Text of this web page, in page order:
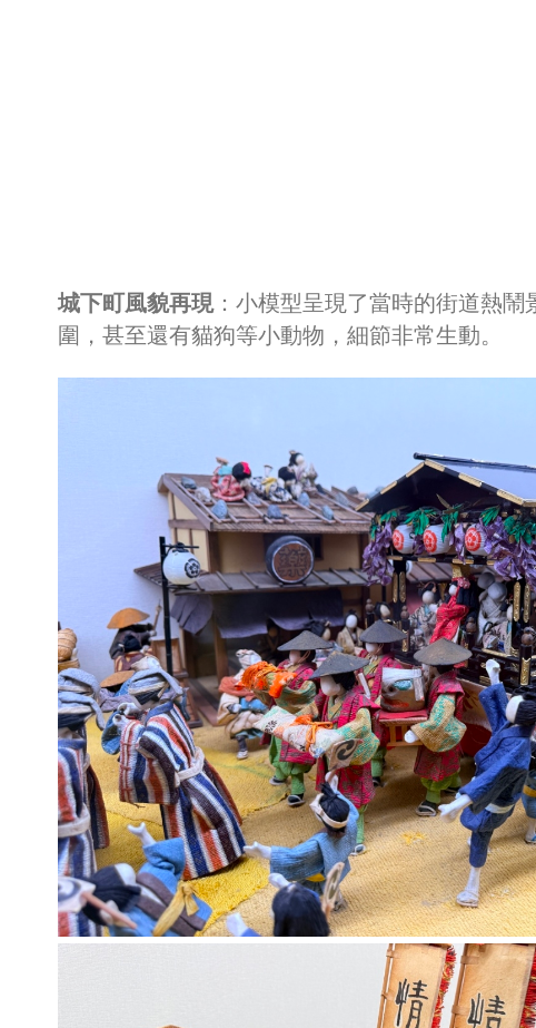
城下町風貌再現：小模型呈現了當時的街道熱
圍，甚至還有貓狗等小動物，細節非常生動。